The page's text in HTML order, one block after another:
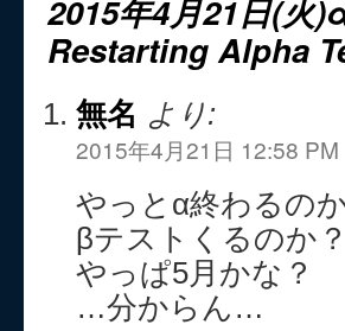
2015年4月21日(火
Restarting Alpha
無名 より:
2015年4月21日 12:58 PM
やっとα終わるの
βテストくるのか？
やっぱ5月かな？
…分からん…